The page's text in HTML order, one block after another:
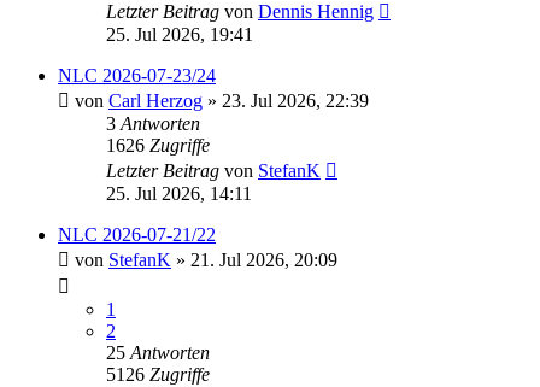
Letzter Beitrag von Dennis Hennig
25. Jul 2026, 19:41
NLC 2026-07-23/24
von Carl Herzog » 23. Jul 2026, 22:39
3 Antworten
1626 Zugriffe
Letzter Beitrag von StefanK
25. Jul 2026, 14:11
NLC 2026-07-21/22
von StefanK » 21. Jul 2026, 20:09
1
2
25 Antworten
5126 Zugriffe